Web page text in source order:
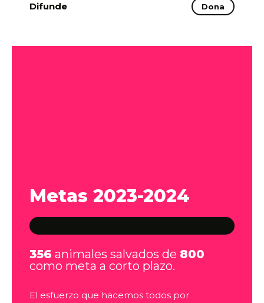
Difunde Dona
Metas 2023-2024
356 animales salvados de 800
como meta a corto plazo.
El esfuerzo que hacemos todos por